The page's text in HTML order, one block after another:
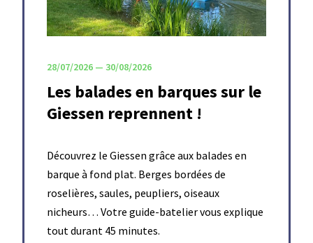
Agenda
28/07/2026 — 30/08/2026
Les balades en barques sur le
Giessen reprennent !
Découvrez le Giessen grâce aux balades en
barque à fond plat. Berges bordées de
roselières, saules, peupliers, oiseaux
nicheurs… Votre guide-batelier vous explique
tout durant 45 minutes.